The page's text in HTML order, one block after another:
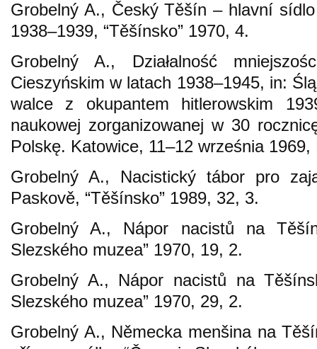
Grobelný A., Český Těšín – hlavní
1938–1939, “Těšínsko” 1970, 4.
Grobelný A., Działalność
Cieszyńskim w latach 1938–1945, in:
walce z okupantem hitlerowskim
naukowej zorganizowanej w 30
Polskę. Katowice, 11–12 września
Grobelný A., Nacistický tábor pro
Paskově, “Těšínsko” 1989, 32, 3.
Grobelný A., Nápor nacistů na
Slezského muzea” 1970, 19, 2.
Grobelný A., Nápor nacistů na
Slezského muzea” 1970, 29, 2.
Grobelný A., Německa menšina na